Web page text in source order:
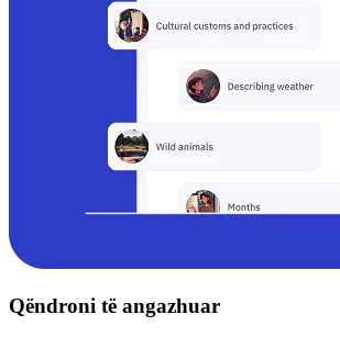
Qëndroni të angazhuar